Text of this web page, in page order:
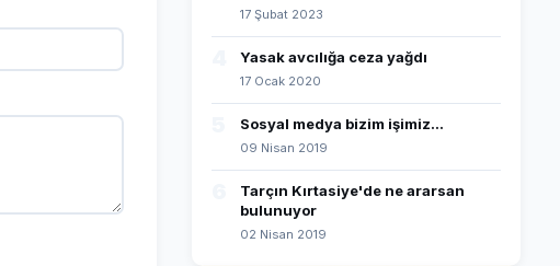
17 Şubat 2023
Yasak avcılığa ceza yağdı
17 Ocak 2020
Sosyal medya bizim işimiz...
09 Nisan 2019
Tarçın Kırtasiye'de ne ararsan
bulunuyor
02 Nisan 2019